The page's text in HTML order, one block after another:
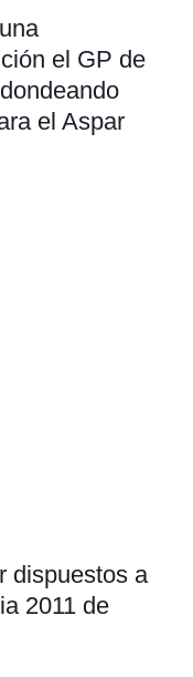
el GP de
el Aspar
dispuestos a
2011 de